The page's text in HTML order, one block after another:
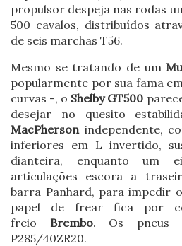
propulsor despeja nas rodas
500 cavalos, distribuídos
de seis marchas T56.
Mesmo se tratando de um
popularmente por sua fama
curvas -, o Shelby GT500
desejar no quesito
MacPherson independente,
inferiores em L invertido,
dianteira, enquanto um
articulações escora a
barra Panhard, para impedir
papel de frear fica por
freio Brembo. Os pneus
P285/40ZR20.